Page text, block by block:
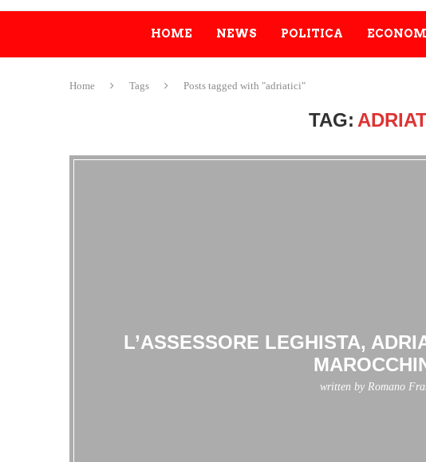
HOME NEWS POLITICA
Home Tags Posts tagged with "adriatici"
TAG:
L’ASSESSORE LEGHISTA,
written by Romano